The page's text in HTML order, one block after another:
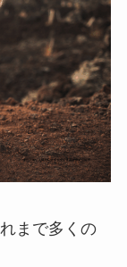
まで多くの